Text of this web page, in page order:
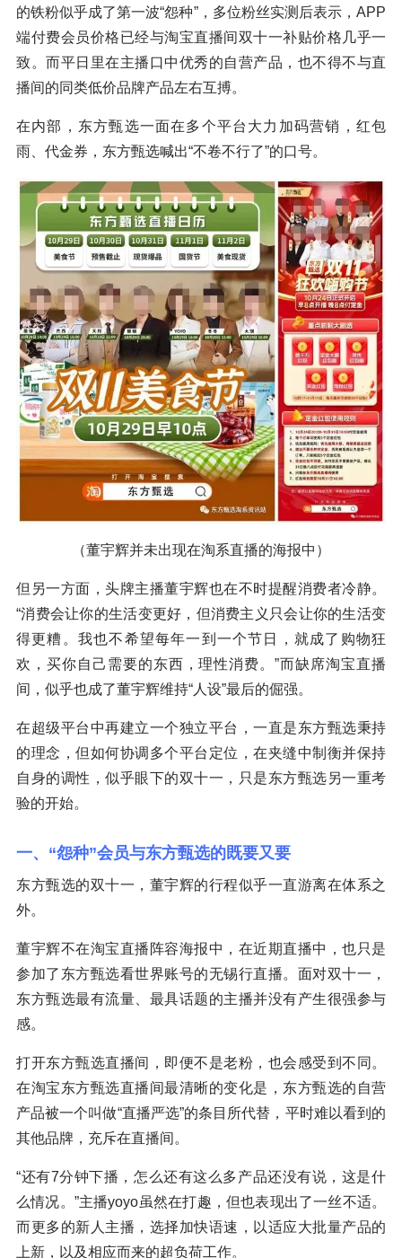
的铁粉似乎成了第一波“怨种”，多位粉丝实测后表示，APP
端付费会员价格已经与淘宝直播间双十一补贴价格几乎一
致。而平日里在主播口中优秀的自营产品，也不得不与直
播间的同类低价品牌产品左右互搏。
在内部，东方甄选一面在多个平台大力加码营销，红包
雨、代金券，东方甄选喊出“不卷不行了”的口号。
（董宇辉并未出现在淘系直播的海报中）
但另一方面，头牌主播董宇辉也在不时提醒消费者冷静。
“消费会让你的生活变更好，但消费主义只会让你的生活变
得更糟。我也不希望每年一到一个节日，就成了购物狂
欢，买你自己需要的东西，理性消费。”而缺席淘宝直播
间，似乎也成了董宇辉维持“人设”最后的倔强。
在超级平台中再建立一个独立平台，一直是东方甄选秉持
的理念，但如何协调多个平台定位，在夹缝中制衡并保持
自身的调性，似乎眼下的双十一，只是东方甄选另一重考
验的开始。
一、“怨种”会员与东方甄选的既要又要
东方甄选的双十一，董宇辉的行程似乎一直游离在体系之
外。
董宇辉不在淘宝直播阵容海报中，在近期直播中，也只是
参加了东方甄选看世界账号的无锡行直播。面对双十一，
东方甄选最有流量、最具话题的主播并没有产生很强参与
感。
打开东方甄选直播间，即便不是老粉，也会感受到不同。
在淘宝东方甄选直播间最清晰的变化是，东方甄选的自营
产品被一个叫做“直播严选”的条目所代替，平时难以看到的
其他品牌，充斥在直播间。
“还有7分钟下播，怎么还有这么多产品还没有说，这是什
么情况。”主播yoyo虽然在打趣，但也表现出了一丝不适。
而更多的新人主播，选择加快语速，以适应大批量产品的
上新，以及相应而来的超负荷工作。